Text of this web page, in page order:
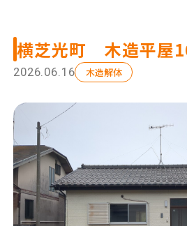
選ばれる理由
解体工事の流れ
会社概要
施工事例
横芝光町 木造平屋
2026.06.16 木造解体